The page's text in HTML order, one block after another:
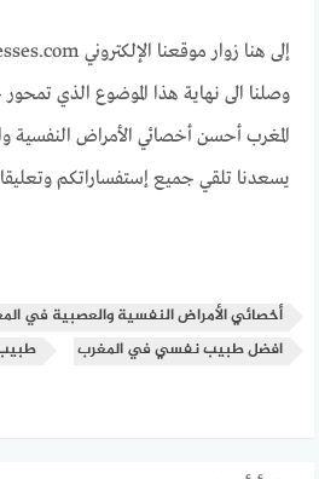
وصلنا الى نهاية هذا الموضوع الذي
المغرب أحسن أخصائي الأمراض النفسية
يسعدنا تلقي جميع إستفساراتكم
أخصائي الأمراض النفسية والعصبية في
افضل طبيب نفسي في المغرب